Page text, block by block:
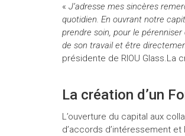
« J’adresse mes sincères
quotidien. En ouvrant notre
prendre soin, pour le
de son travail et être
présidente de RIOU Glass.La
La création d’un
L’ouverture du capital aux
d’accords d’intéressement